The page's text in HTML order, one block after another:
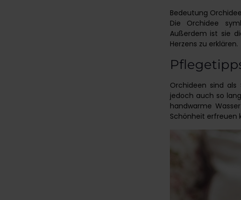
Bedeutung
Die Orchidee
Außerdem ist sie
Herzens zu erklären.
Orchideen sind
jedoch auch so
handwarme
Schönheit erfreuen